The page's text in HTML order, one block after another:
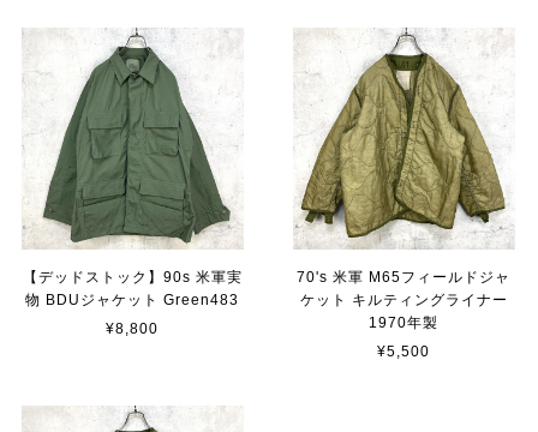
【デッドストック】90s 米軍実
物 BDUジャケット Green483
¥8,800
70's 米軍 M65フィールドジャ
ケット キルティングライナー
1970年製
¥5,500